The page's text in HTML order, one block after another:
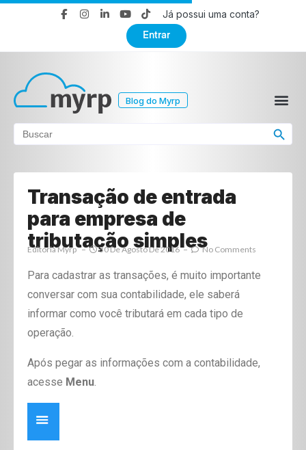
Já possui uma conta?
Entrar
Blog do Myrp
Search
for:
Search Button
Transação de entrada
para empresa de
tributação simples
Editoria Myrp 30 De Agosto De 2016 No Comments
Para cadastrar as transações, é muito importante
conversar com sua contabilidade, ele saberá
informar como você tributará em cada tipo de
operação.
Após pegar as informações com a contabilidade,
acesse Menu.